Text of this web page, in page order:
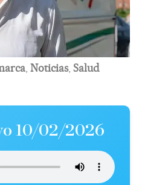
, Noticias, Salud
10/02/2026